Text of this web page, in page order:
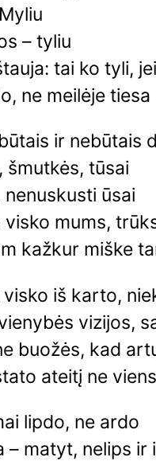
– tyliu
tai ko tyli,
ne meilėje tiesa
ir nebūtais
šmutkės, tūsai
nenuskusti ūsai
mums,
kažkur miške
visko iš karto,
vizijos,
buožės, kad
ateitį ne
lipdo, ne ardo
– matyt, nelips